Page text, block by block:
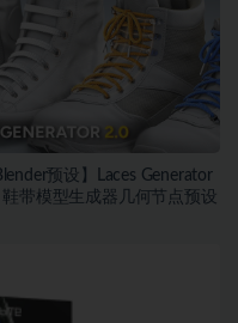
预设】Laces Generator
鞋带模型生成器几何节点预设